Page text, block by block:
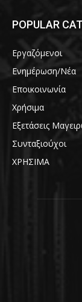
POPULAR
Εργαζόμενοι
Ενημέρωση/Νέα
Εποικοινωνία
Χρήσιμα
Εξετάσεις
Συνταξιούχοι
ΧΡΗΣΙΜΑ